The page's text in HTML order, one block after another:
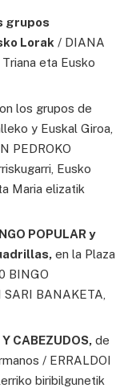
grupos
Lorak / DIANA
eta Eusko
los grupos de
y Euskal Giroa,
PEDROKO
Eusko
Maria elizatik
POPULAR y
en la Plaza
BINGO
BANAKETA,
CABEZUDOS, de
/ ERRALDOI
biribilgunetik